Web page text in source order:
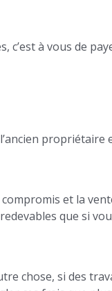
c’est à vous de
propriétaire
et la
que si
chose, si des